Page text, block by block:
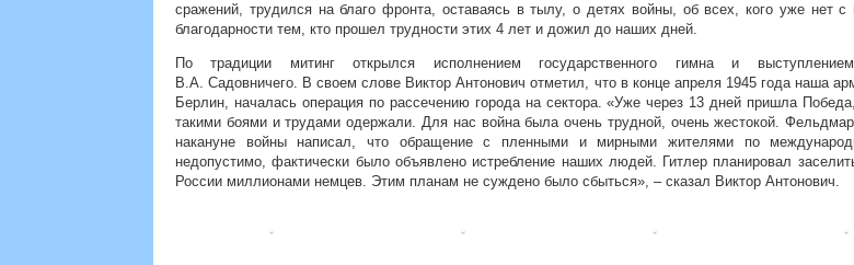
сражений, трудился на благо фронта, оставаясь в тылу, о детях войны, об всех, кого уже нет с
благодарности тем, кто прошел трудности этих 4 лет и дожил до наших дней.
По традиции митинг открылся исполнением государственного гимна и
В.А. Садовничего. В своем слове Виктор Антонович отметил, что в конце апреля 1945 года наша
Берлин, началась операция по рассечению города на сектора. «Уже через 13 дней пришла
такими боями и трудами одержали. Для нас война была очень трудной, очень жестокой.
накануне войны написал, что обращение с пленными и мирными жителями по
недопустимо, фактически было объявлено истребление наших людей. Гитлер планировал
России миллионами немцев. Этим планам не суждено было сбыться», – сказал Виктор Антонович.